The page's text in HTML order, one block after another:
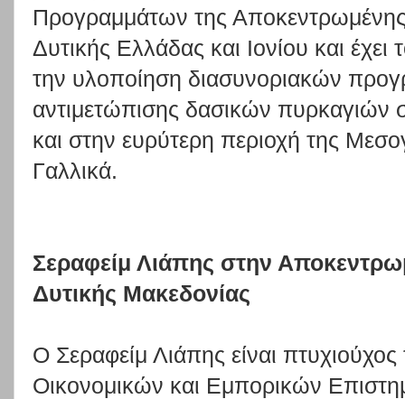
Προγραμμάτων της
Δυτικής Ελλάδας και Ιονίου και
την υλοποίηση διασυνοριακών
αντιμετώπισης δασικών πυρκαγιών
και στην ευρύτερη περιοχή της
Γαλλικά.
Σεραφείμ Λιάπης στην
Δυτικής Μακεδονίας
Ο Σεραφείμ Λιάπης είναι
Οικονομικών και Εμπορικών